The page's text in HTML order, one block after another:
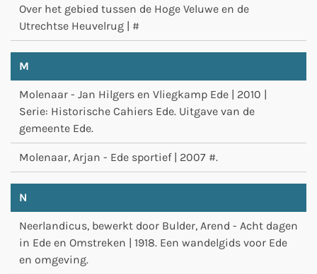
Over het gebied tussen de Hoge Veluwe en de
Utrechtse Heuvelrug | #
M
Molenaar - Jan Hilgers en Vliegkamp Ede | 2010 |
Serie: Historische Cahiers Ede. Uitgave van de
gemeente Ede.
Molenaar, Arjan - Ede sportief | 2007 #.
N
Neerlandicus, bewerkt door Bulder, Arend - Acht dagen
in Ede en Omstreken | 1918. Een wandelgids voor Ede
en omgeving.